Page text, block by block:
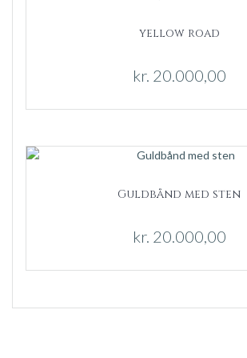
yellow road
kr. 20.000,00
Guldbånd med sten
kr. 20.000,00